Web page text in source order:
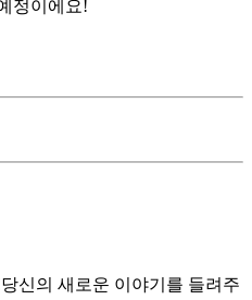
당신의 새로운 이야기를 들려주
정이에요!